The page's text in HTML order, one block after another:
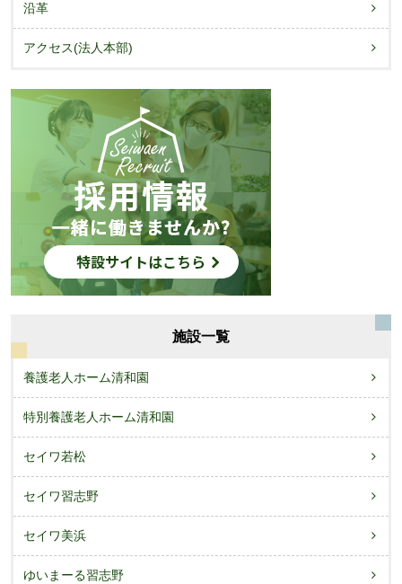
沿革
アクセス(法人本部)
施設一覧
養護老人ホーム清和園
特別養護老人ホーム清和園
セイワ若松
セイワ習志野
セイワ美浜
ゆいまーる習志野